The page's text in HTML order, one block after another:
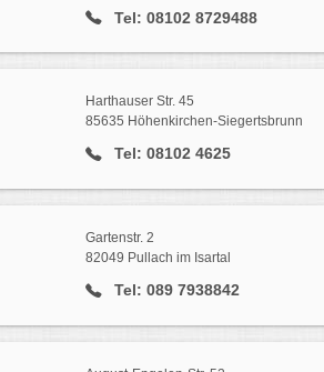
Tel: 08102 8729488
Harthauser Str. 45
85635 Höhenkirchen-Siegertsbrunn
Tel: 08102 4625
Gartenstr. 2
82049 Pullach im Isartal
Tel: 089 7938842